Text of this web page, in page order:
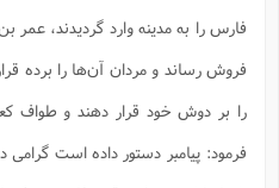
فارس را به مدینه وارد گردیدند،
فروش رساند و مردان آن‌ها را برده
را بر دوش خود قرار دهند و طواف
فرمود: پیامبر دستور داده است گرامی